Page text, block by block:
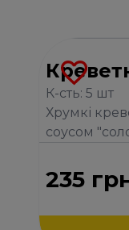
К-сть: 5 шт
Хрумкі
соусом
235